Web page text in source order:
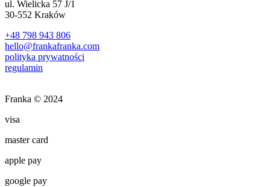
ul. Wielicka 57 J/1
30-552 Kraków
+48 798 943 806
hello@frankafranka.com
polityka prywatności
regulamin
Franka © 2024
visa
master card
apple pay
google pay